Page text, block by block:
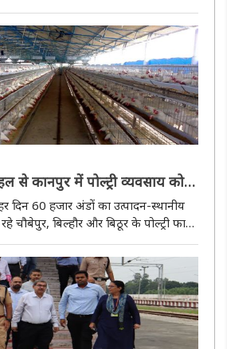
जलाशयों एवं जल प्रणालियों का 10
जाएगा। यह बातें शुक्रवार को
से कानपुर में पोल्ट्री व्यवसाय को
दिन 60 हजार अंडों का उत्पादन-स्थानीय
चौबेपुर, बिल्हौर और बिठूर के पोल्ट्री फार्म-
मजबूती, कुक्कुट विकास नीति से युवाओं को
कानपुर, 07 अगस्त (हि.स.)। उत्तर ..